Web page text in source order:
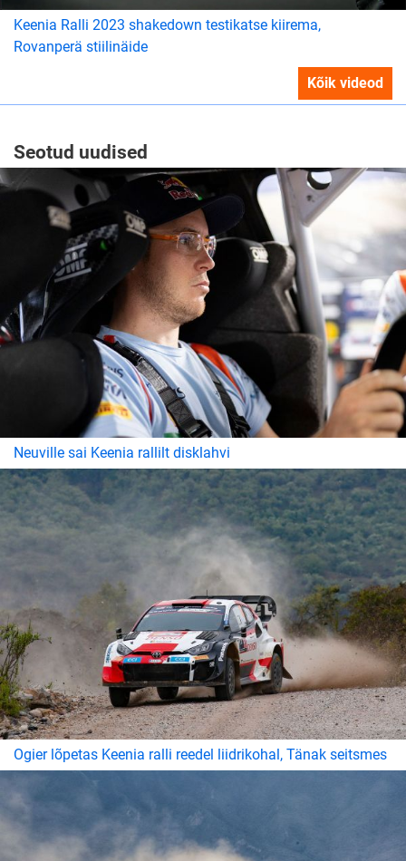
Keenia Ralli 2023 shakedown testikatse kiirema,
Rovanperä stiilinäide
Kõik videod
Seotud uudised
Neuville sai Keenia rallilt disklahvi
Ogier lõpetas Keenia ralli reedel liidrikohal, Tänak seitsmes